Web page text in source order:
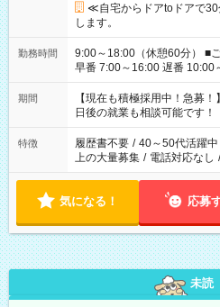
≪自宅からドアtoドアで
します。
勤務時間
9:00～18:00（休憩60分） ■ご希望があれば下記シフトもOK！
早番 7:00～16:00 遅番 10:00～19:00 「家族と休
い」 「余裕を持って夕飯の
たくない」 など、ご希望を教えてく
の方へ 今ご覧のお仕事で希
の勤務時間。 合計で週40時
期間
【現在も積極採用中！急募
日後の就業も相談可能です！
特徴 履歴書不要 / 40～50代活躍中
上の大量募集 / 電話対応なし /
気になる！ 応募
未読